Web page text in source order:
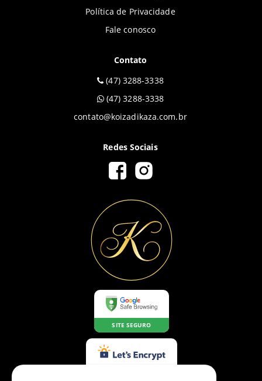
Política de Privacidade
Fale conosco
Contato
(47) 3288-3338
(47) 3288-3338
contato@koizadikaza.com.br
Redes Sociais
SITE SEGURO